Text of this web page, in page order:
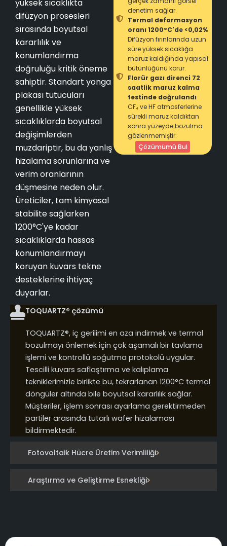
Fotovoltaik Hücre Üretim Verimliliği
Araştırma ve Geliştirme Esnekliği
yüksek sıcaklıkta
difüzyon prosesleri
sırasında boyutsal
kararlılık ve
konumlandırma
doğruluğu kritik öneme
sahiptir. Standart yonga
plakası tutucuları
genellikle yüksek
sıcaklıklarda boyutsal
değişimlerden
muzdariptir, bu da yanlış
hizalama sorunlarına ve
verim oranlarının
düşmesine neden olur.
Üreticiler, tam kimyasal
stabilite sağlarken
1200°C'ye kadar
sıcaklıklarda hassas
konumlandırmayı
koruyan kuvars tekne
desteklerine ihtiyaç
duyarlar.
denetim sağlar.
Termal deformasyon
oranı 1200°C'de <0,02%
Difüzyon fırınlarında uzun
süre yüksek sıcaklığa
maruz kaldığında yapısal
bütünlüğünü korur.
Florür gazı direnci 72
saatlik maruz kalma
testinde doğrulandı
CF₄ ve HF atmosferlerine
sürekli maruz kaldıktan
sonra yüzeyde bozulma
gözlenmemiştir.
Çözümümü Bul
TOQUARTZ® çözümü
TOQUARTZ®, iç gerilimi en aza indirmek ve termal
bozulmayı önlemek için çok aşamalı bir tavlama
işlemi ve kontrollü soğutma protokolü uygular.
Tescilli kuvars saflaştırma ve kalıplama
tekniklerimizle birlikte bu, tekrarlanan 1200°C termal
döngüler altında bile boyutsal kararlılık sağlar.
Müşteriler, işlem sonrası ayarlama gerektirmeden
partiler arasında tutarlı wafer hizalaması
bildirmektedir.